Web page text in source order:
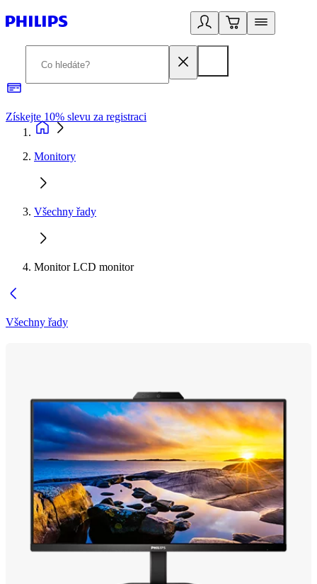
Získejte 10% slevu za registraci
Monitory
Všechny řady
Monitor LCD monitor
Všechny řady